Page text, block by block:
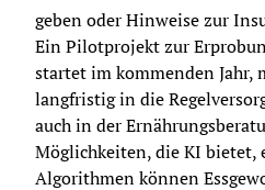
geben oder Hinweise zur
Ein Pilotprojekt zur
startet im kommenden Jahr,
langfristig in die
auch in der
Möglichkeiten, die KI
Algorithmen können